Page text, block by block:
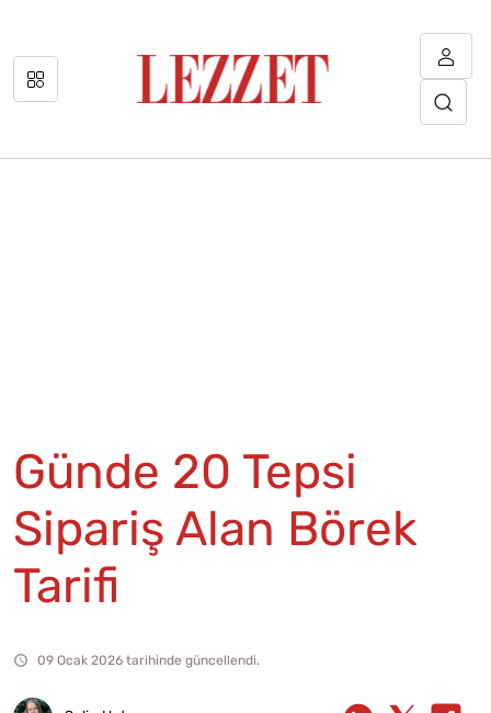
Günde 20 Tepsi
Sipariş Alan Börek
Tarifi
09 Ocak 2026 tarihinde güncellendi.